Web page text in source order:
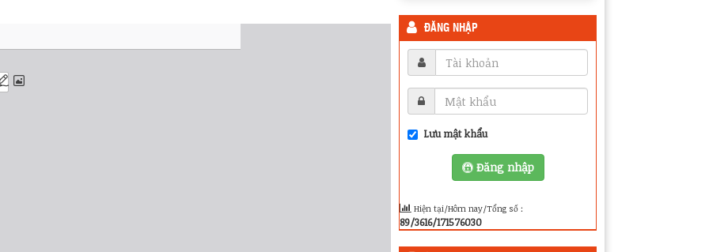
ĐĂNG NHẬP
Lưu mật khẩu
Đăng nhập
Hiện tại/Hôm nay/Tổng số :
89/3616/171576030